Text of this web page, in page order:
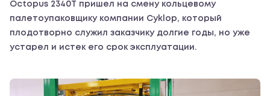
Octopus 2340Т пришел на смену кольцевому
палетоупаковщику компании Cyklop, который
плодотворно служил заказчику долгие годы, но уже
устарел и истек его срок эксплуатации.